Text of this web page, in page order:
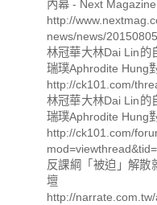
內幕 - Next Magazine
http://
news/news/
林冠華大林Dai Lin的
瑞璞Aphrodite Hung
http://ck101.com/
林冠華大林Dai Lin的
瑞璞Aphrodite Hung
http://ck101.com/
反課綱「被迫」解散
壇
http://